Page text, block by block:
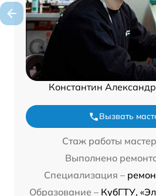
Константин
Вызвать
Стаж работы
Выполнено
Специализация –
Образование – КубГТУ,